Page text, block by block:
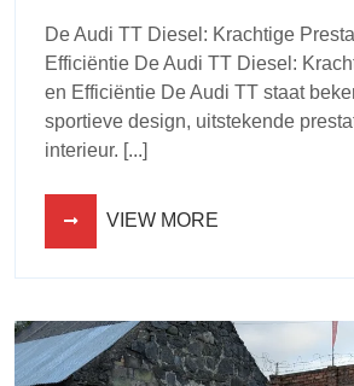
De Audi TT Diesel: Krachtige
Efficiëntie De Audi TT Diesel:
en Efficiëntie De Audi TT staat
sportieve design, uitstekende
interieur. [...]
VIEW MORE